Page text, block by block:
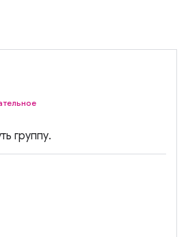
группу.